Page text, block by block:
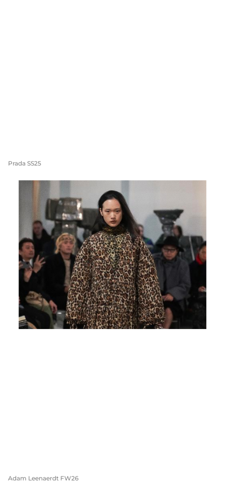
Prada SS25
Adam Leenaerdt FW26